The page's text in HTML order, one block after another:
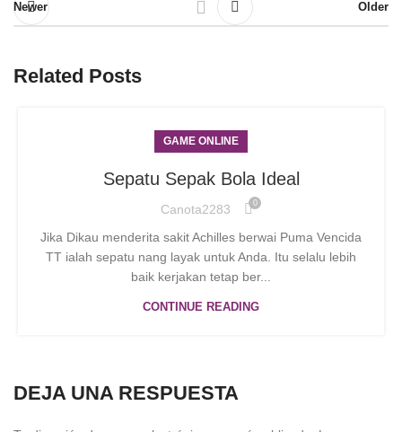
Newer Older
Related Posts
GAME ONLINE
Sepatu Sepak Bola Ideal
Canota2283 0
Jika Dikau menderita sakit Achilles berwai Puma Vencida
TT ialah sepatu nang layak untuk Anda. Itu selalu lebih
baik kerjakan tetap ber...
CONTINUE READING
DEJA UNA RESPUESTA